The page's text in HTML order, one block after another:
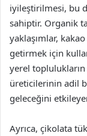
iyileştirilmesi, bu
sahiptir. Organik
yaklaşımlar,
getirmek için
yerel
üreticilerinin adil
geleceğini
Ayrıca, çikolata